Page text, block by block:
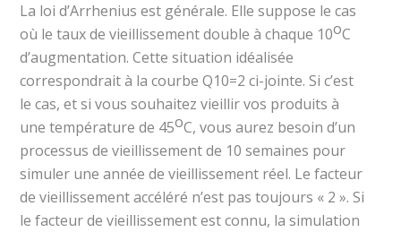
La loi d’Arrhenius est générale. Elle suppose le cas
où le taux de vieillissement double à chaque 10oC
d’augmentation. Cette situation idéalisée
correspondrait à la courbe Q10=2 ci-jointe. Si c’est
le cas, et si vous souhaitez vieillir vos produits à
une température de 45oC, vous aurez besoin d’un
processus de vieillissement de 10 semaines pour
simuler une année de vieillissement réel. Le facteur
de vieillissement accéléré n’est pas toujours « 2 ». Si
le facteur de vieillissement est connu, la simulation